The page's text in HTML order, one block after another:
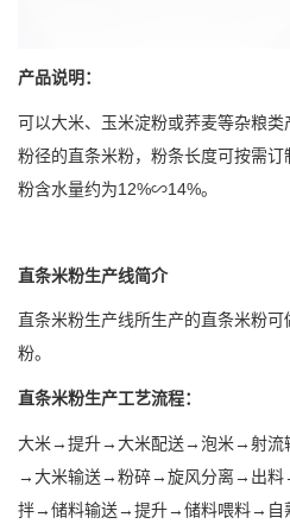
产品说明：
可以大米、玉米淀粉或荞麦等杂粮
粉径的直条米粉，粉条长度可按需
粉含水量约为12%∽14%。
直条米粉生产线简介
直条米粉生产线所生产的直条米粉
粉。
直条米粉生产工艺流程：
大米→提升→大米配送→泡米→射
→大米输送→粉碎→旋风分离→出
拌→储料输送→提升→储料喂料→